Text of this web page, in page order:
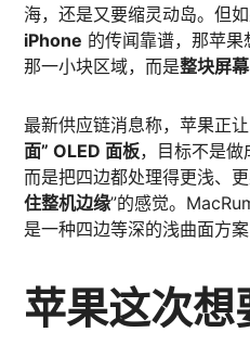
海，还是又要缩灵动岛。但
iPhone 的传闻靠谱，那苹
那一小块区域，而是整块屏
最新供应链消息称，苹果正
面” OLED 面板，目标不是做
而是把四边都处理得更浅、
住整机边缘”的感觉。
是一种四边等深的浅曲面方
苹果这次